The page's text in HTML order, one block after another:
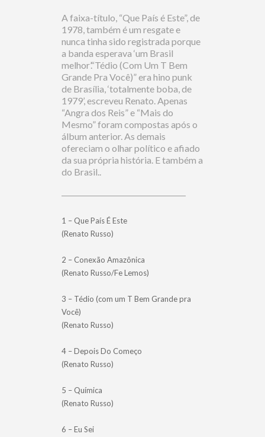
A faixa-título, “Que País é Este”, de
1978, também é um resgate e
nunca tinha sido registrada porque
a banda esperava ‘um Brasil
melhor’.“Tédio (Com Um T Bem
Grande Pra Você)” era hino punk
de Brasília, ‘totalmente boba, de
1979’, escreveu Renato. Apenas
“Angra dos Reis” e “Mais do
Mesmo” foram compostas após o
álbum anterior. As demais
ofereciam o olhar político e afiado
da sua própria história. E também a
do Brasil..
1 – Que País É Este
(Renato Russo)
2 – Conexão Amazônica
(Renato Russo/Fe Lemos)
3 – Tédio (com um T Bem Grande pra
Você)
(Renato Russo)
4 – Depois Do Começo
(Renato Russo)
5 – Química
(Renato Russo)
6 – Eu Sei